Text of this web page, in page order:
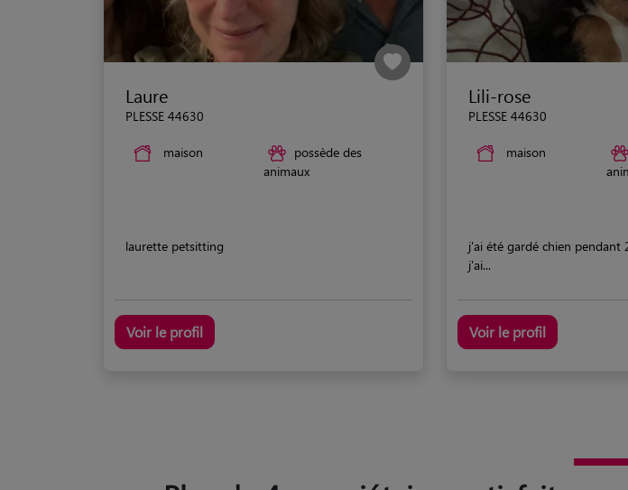
Laure
PLESSE 44630
maison
possède des
animaux
laurette petsitting
Voir le profil
Lili-rose
PLESSE 44630
maison
j'ai été gardé chien pendant
j'ai...
Voir le profil